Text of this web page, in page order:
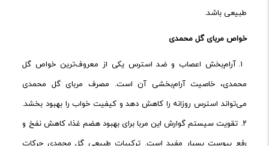
طبیعی باشد.
خواص مربای گل محمدی
۱. آرام‌بخش اعصاب و ضد استرس یکی از معروف‌ترین خواص گل
محمدی، خاصیت آرام‌بخشی آن است. مصرف مربای گل محمدی
می‌تواند استرس روزانه را کاهش دهد و کیفیت خواب را بهبود بخشد.
۲. تقویت سیستم گوارش این مربا برای بهبود هضم غذا، کاهش نفخ و
رفع یبوست بسیار مفید است. ترکیبات طبیعی گل محمدی حرکات